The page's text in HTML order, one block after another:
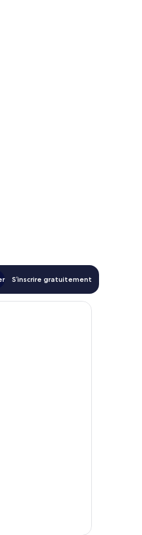
S’inscrire gratuitement